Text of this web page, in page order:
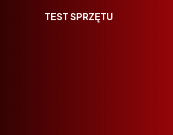
TEST SPRZĘTU